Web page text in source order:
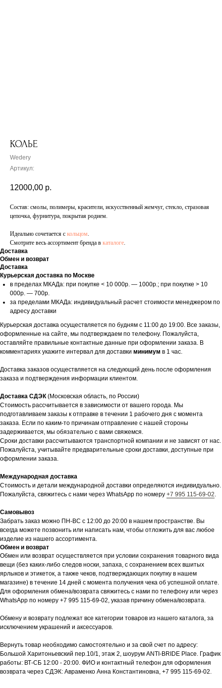
КОЛЬЕ
Wedery
Артикул:
12000,00 р.
Состав: смолы, полимеры, красители, искусственный жемчуг, стекло, стразовая
цепочка, фурнитура, покрытая родием.
Идеально сочетается с кольцом.
Смотрите весь ассортимент бренда в каталоге.
Доставка
Обмен и возврат
Доставка
Курьерская доставка по Москве
в пределах МКАДа: при покупке < 10 000р. — 1000р.; при покупке > 10
000р. — 700р.
за пределами МКАДа: индивидуальный расчет стоимости менеджером по
адресу доставки
Курьерская доставка осуществляется по будням с 11:00 до 19:00. Все заказы,
оформленные на сайте, мы подтверждаем по телефону. Пожалуйста,
оставляйте правильные контактные данные при оформлении заказа. В
комментариях укажите интервал для доставки минимум в 1 час.
Доставка заказов осуществляется на следующий день после оформления
заказа и подтверждения информации клиентом.
Доставка СДЭК(Московская область, по России)
Стоимость рассчитывается в зависимости от вашего города. Мы
подготавливаем заказы к отправке в течении 1 рабочего дня с момента
заказа. Если по каким-то причинам отправление с нашей стороны
задерживается, мы обязательно с вами свяжемся.
Сроки доставки рассчитываются транспортной компании и не зависят от нас.
Пожалуйста, учитывайте предварительные сроки доставки, доступные при
оформлении заказа.
Международная доставка
Стоимость и детали международной доставки определяются индивидуально.
Пожалуйста, свяжитесь с нами через WhatsApp по номеру +7 995 115-69-02.
Самовывоз
Забрать заказ можно ПН-ВС с 12:00 до 20:00 в нашем пространстве. Вы
всегда можете позвонить или написать нам, чтобы отложить для вас любое
изделие из нашего ассортимента.
Обмен и возврат
Обмен или возврат осуществляется при условии сохранения товарного вида
вещи (без каких-либо следов носки, запаха, с сохранением всех вшитых
ярлыков и этикеток, а также чеков, подтверждающих покупку в нашем
магазине) в течение 14 дней с момента получения чека об успешной оплате.
Для оформления обмена/возврата свяжитесь с нами по телефону или через
WhatsApp по номеру +7 995 115-69-02, указав причину обмена/возврата.
Обмену и возврату подлежат все категории товаров из нашего каталога, за
исключением украшений и аксессуаров.
Вернуть товар необходимо самостоятельно и за свой счет по адресу:
Большой Харитоньевский пер.10/1, этаж 2, шоурум ANTI-BRIDE Place. График
работы: ВТ-СБ 12:00 - 20:00. ФИО и контактный телефон для оформления
возврата через СДЭК: Авраменко Анна Константиновна, +7 995 115-69-02.